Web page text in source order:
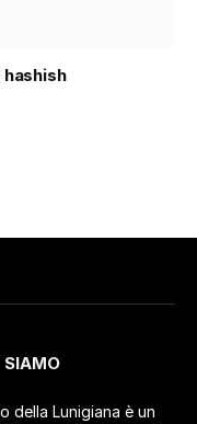
SIAMO
della Lunigiana è un